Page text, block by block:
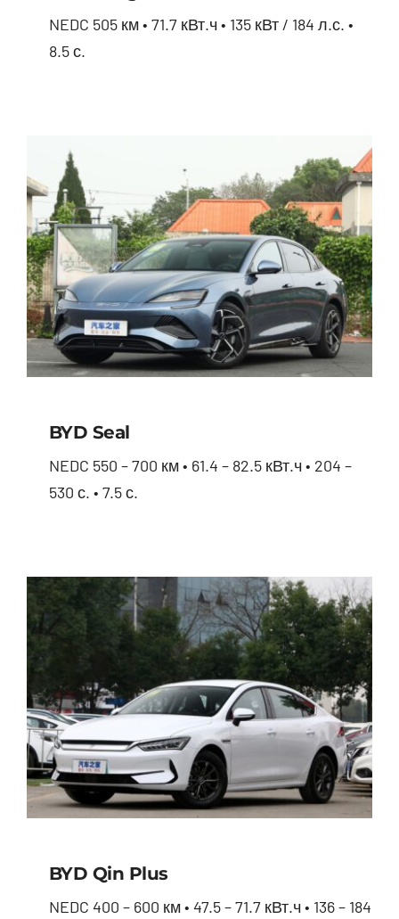
NEDC 505 км • 71.7 кВт.ч • 135 кВт / 184 л.с. •
8.5 с.
BYD Seal
NEDC 550 – 700 км • 61.4 – 82.5 кВт.ч • 204 –
530 с. • 7.5 с.
BYD Qin Plus
NEDC 400 – 600 км • 47.5 – 71.7 кВт.ч • 136 – 184